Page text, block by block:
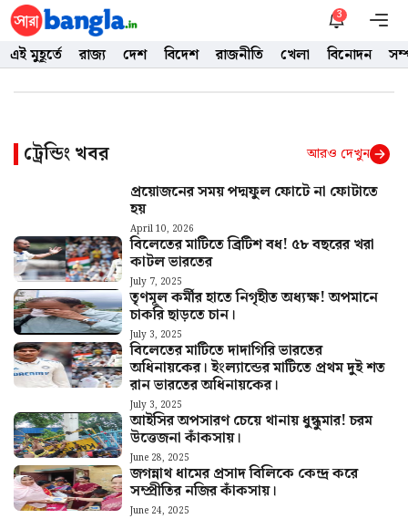
Skip
to
content
3
এই মুহূর্তে রাজ্য দেশ বিদেশ রাজনীতি খেলা বিনোদন
ট্রেন্ডিং খবর আরও দেখুন
প্রয়োজনের সময় পদ্মফুল ফোটে না ফোটাতে
হয়
April 10, 2026
বিলেতের মাটিতে ব্রিটিশ বধ! ৫৮ বছরের খরা
কাটল ভারতের
July 7, 2025
তৃণমূল কর্মীর হাতে নিগৃহীত অধ্যক্ষ! অপমানে
চাকরি ছাড়তে চান।
July 3, 2025
বিলেতের মাটিতে দাদাগিরি ভারতের
অধিনায়কের। ইংল্যান্ডের মাটিতে প্রথম দুই শত
রান ভারতের অধিনায়কের।
July 3, 2025
আইসির অপসারণ চেয়ে থানায় ধুন্ধুমার! চরম
উত্তেজনা কাঁকসায়।
June 28, 2025
জগন্নাথ ধামের প্রসাদ বিলিকে কেন্দ্র করে
সম্প্রীতির নজির কাঁকসায়।
June 24, 2025